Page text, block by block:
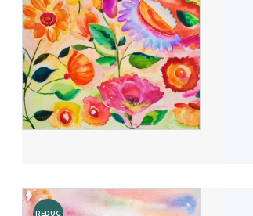
ERI!
REDUC